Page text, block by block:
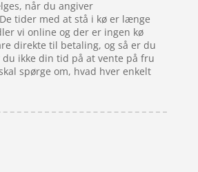
når du angiver
tider med at stå i kø er længe
vi online og der er ingen kø
direkte til betaling, og så er du
ikke din tid på at vente på fru
spørge om, hvad hver enkelt